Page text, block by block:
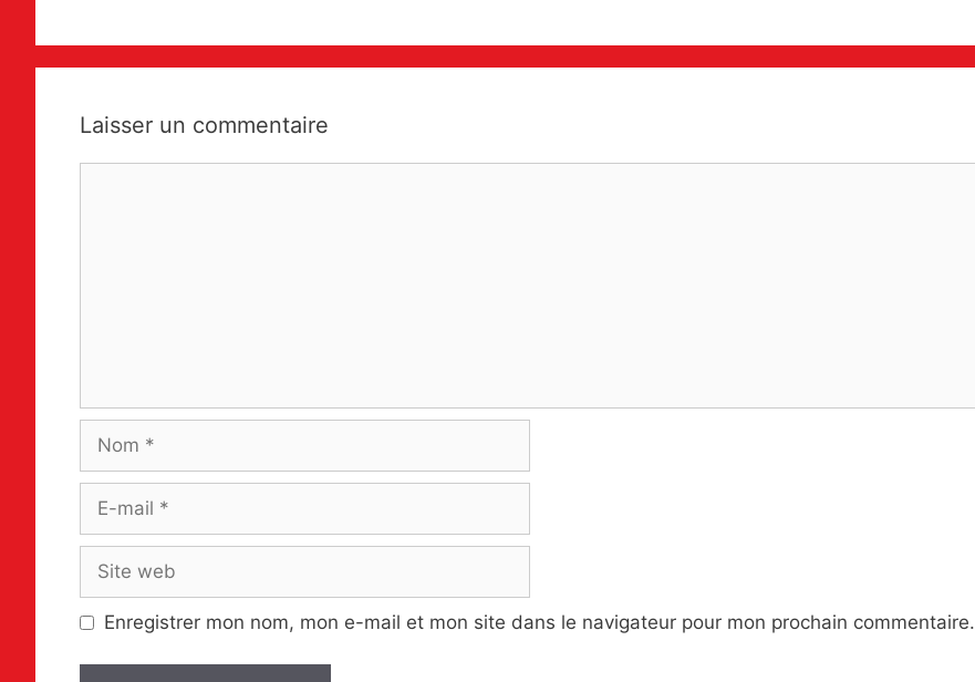
Laisser un commentaire
mail
web
Enregistrer mon nom, mon e-mail et mon site dans le navigateur pour mon prochain commentaire.